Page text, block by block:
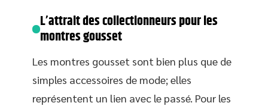
L’attrait des collectionneurs pour les
montres gousset
Les montres gousset sont bien plus que de
simples accessoires de mode; elles
représentent un lien avec le passé. Pour les